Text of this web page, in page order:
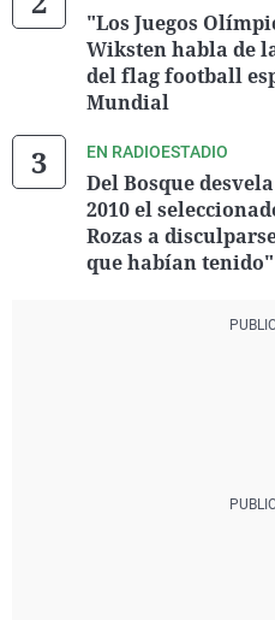
"Los Juegos
Wiksten habla de
del flag football
Mundial
EN RADIOESTADIO
Del Bosque
2010 el
Rozas a
que habían tenido"